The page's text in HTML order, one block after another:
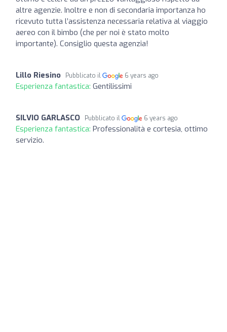
altre agenzie. Inoltre e non di secondaria importanza ho
ricevuto tutta l’assistenza necessaria relativa al viaggio
aereo con il bimbo (che per noi è stato molto
importante). Consiglio questa agenzia!
Lillo Riesino Pubblicato il 6 years ago
Esperienza fantastica: Gentilissimi
SILVIO GARLASCO Pubblicato il 6 years ago
Esperienza fantastica: Professionalità e cortesia, ottimo
servizio.